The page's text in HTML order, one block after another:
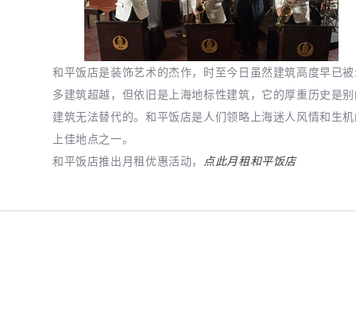
和平饭店是装饰艺术的杰作，时至今日虽然建筑高度早已被
多建筑超越，但依旧是上海地标性建筑，它的厚重历史是别
建筑无法替代的。和平饭店是人们领略上海迷人风情和生机
上佳地点之一。
和平饭店推出月租优惠活动，
点此月租和平饭店